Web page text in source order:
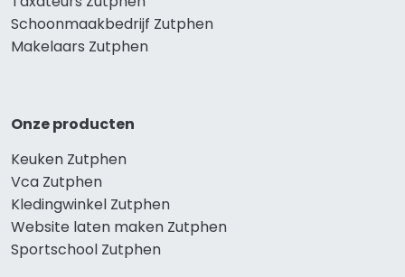
Schoonmaakbedrijf Zutphen
Makelaars Zutphen
Onze producten
Keuken Zutphen
Vca Zutphen
Kledingwinkel Zutphen
Website laten maken Zutphen
Sportschool Zutphen